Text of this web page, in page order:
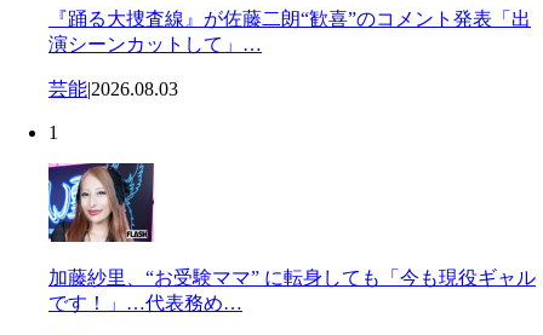
『踊る大捜査線』が佐藤二朗“歓喜”のコメント発表「出
演シーンカットして」…
芸能|2026.08.03
1
加藤紗里、“お受験ママ” に転身しても「今も現役ギャル
です！」…代表務め…